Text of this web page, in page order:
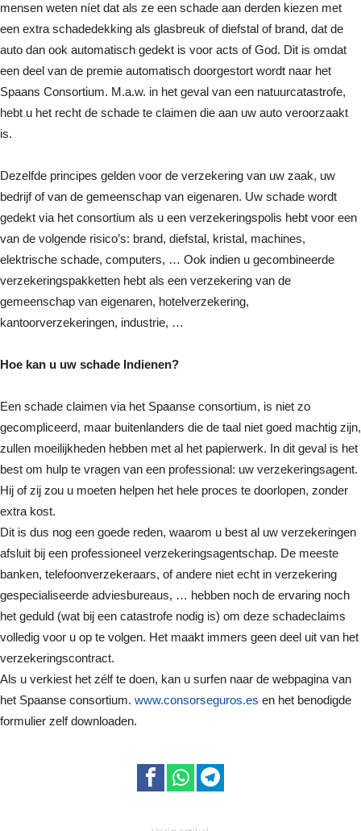
mensen weten níet dat als ze een schade aan derden kiezen met
een extra schadedekking als glasbreuk of diefstal of brand, dat de
auto dan ook automatisch gedekt is voor acts of God. Dit is omdat
een deel van de premie automatisch doorgestort wordt naar het
Spaans Consortium. M.a.w. in het geval van een natuurcatastrofe,
hebt u het recht de schade te claimen die aan uw auto veroorzaakt
is.
Dezelfde principes gelden voor de verzekering van uw zaak, uw
bedrijf of van de gemeenschap van eigenaren. Uw schade wordt
gedekt via het consortium als u een verzekeringspolis hebt voor een
van de volgende risico’s: brand, diefstal, kristal, machines,
elektrische schade, computers, … Ook indien u gecombineerde
verzekeringspakketten hebt als een verzekering van de
gemeenschap van eigenaren, hotelverzekering,
kantoorverzekeringen, industrie, …
Hoe kan u uw schade Indienen?
Een schade claimen via het Spaanse consortium, is niet zo
gecompliceerd, maar buitenlanders die de taal niet goed machtig zijn,
zullen moeilijkheden hebben met al het papierwerk. In dit geval is het
best om hulp te vragen van een professional: uw verzekeringsagent.
Hij of zij zou u moeten helpen het hele proces te doorlopen, zonder
extra kost.
Dit is dus nog een goede reden, waarom u best al uw verzekeringen
afsluit bij een professioneel verzekeringsagentschap. De meeste
banken, telefoonverzekeraars, of andere niet echt in verzekering
gespecialiseerde adviesbureaus, … hebben noch de ervaring noch
het geduld (wat bij een catastrofe nodig is) om deze schadeclaims
volledig voor u op te volgen. Het maakt immers geen deel uit van het
verzekeringscontract.
Als u verkiest het zélf te doen, kan u surfen naar de webpagina van
het Spaanse consortium. www.consorseguros.es en het benodigde
formulier zelf downloaden.